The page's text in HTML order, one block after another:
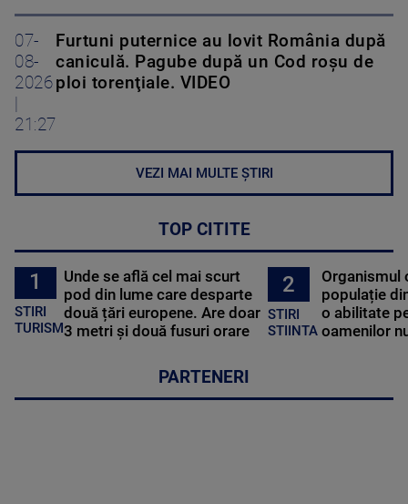
07-
08-
2026
21:27
Furtuni puternice au lovit România după
caniculă. Pagube după un Cod roşu de
ploi torenţiale. VIDEO
VEZI MAI MULTE ȘTIRI
TOP CITITE
1
STIRI
TURISM
Unde se află cel mai scurt
pod din lume care desparte
două țări europene. Are doar
3 metri și două fusuri orare
2
STIRI
STIINTA
Organismul
populație
o abilitate
oamenilor
PARTENERI